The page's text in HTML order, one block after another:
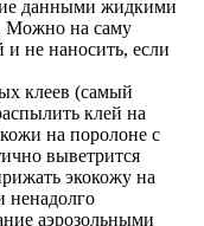
данными жидкими
Можно на саму
не наносить, если
клеев (самый
клей на
на поролоне с
выветрится
экокожу на
ненадолго
аэрозольными